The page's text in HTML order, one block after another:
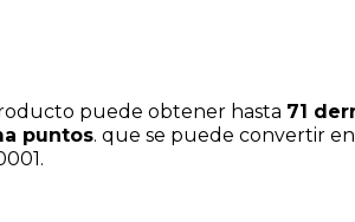
puede obtener hasta 71
puntos. que se puede convertir
.